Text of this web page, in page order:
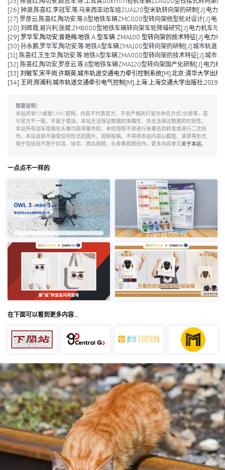
[26] 钟源,陈喜红,李冠军,等.马来西亚动车组ZUA120型米轨转向架的研制[J].电力
[27] 罗彦云,陈喜红,陶功安,等.B型地铁车辆ZMC080型转向架统型轮对设计[J].电
[28] 刘晖霞,易兴利,张斌.ZMB080型地铁车辆转向架车轮降噪研究[J].电力机车与
[29] 罗华军,陶功安,曾艳梅.地铁 A 型车辆 ZMA100 型转向架的技术特征[J].电力
[30] 孙永鹏,罗华军,陶功安,等.地铁A型车辆ZMA100型转向架的研制[J].城市轨道
[31] 陈喜红,王生华,陶功安,等.地铁A型车辆ZMA080型转向架的技术特征[J].城市
[32] 陈喜红,陶功安,罗彦云,等.B型地铁车辆ZMA120型转向架国产化研制[J].电力
[33] 刘敏军,宋平岗,许期英.城市轨道交通电力牵引控制系统[M].北京:清华大学出版
[34] 王珂,邢湘利.城市轨道交通牵引电气控制[M].上海:上海交通大学出版社,2019.
简要说明：
本站并非CR或者CRRC官网，内容不代表官方，不会严格执行官方命名方式/分类等，若
与官方不一致，不属于错误。本站无法保证数据的准确性，亦无法保证数据的时效性。
本站所有动车组萌化头像均获得著作权，未经授权不得进行未署名的转发或进行二次创
作。本站目前不接受任何形式的图片、视频投稿。不得将本站内容以截图、录屏等形式
用于包括但不限于抖音、快手、西瓜视频、头条等视频创作。更多内容参见关于本站。
一点点不一样的
在下面可以看到更多内容…